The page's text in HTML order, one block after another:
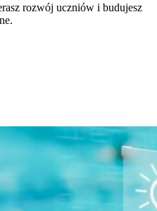
rozwój uczniów i budujesz